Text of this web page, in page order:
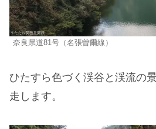
奈良県道81号（名張曽爾線）
ひたすら色づく渓谷と渓流の
走します。